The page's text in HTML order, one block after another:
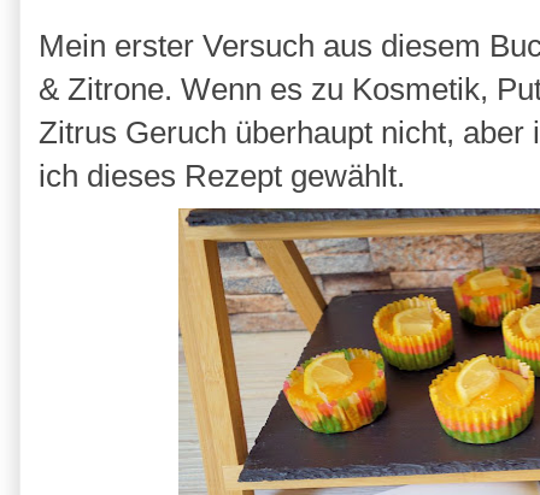
Mein erster Versuch aus diesem
& Zitrone. Wenn es zu Kosmetik,
Zitrus Geruch überhaupt nicht,
ich dieses Rezept gewählt.